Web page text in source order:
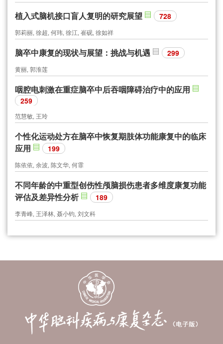
植入式脑机接口盲人复明的研究展望 728
郭莉丽, 徐超, 何玮, 徐江, 崔砚, 徐如祥
脑卒中康复的现状与展望：挑战与机遇 299
黄丽, 郭淮莲
咽腔电刺激在重症脑卒中后吞咽障碍治疗中的应用
259
范慧敏, 王玲
个性化运动处方在脑卒中恢复期肢体功能康复中的临床
应用
199
陈依依, 余波, 陈文华, 何霏
不同年龄的中重型创伤性颅脑损伤患者多维度康复功能
评估及差异性分析
189
李青峰, 王泽林, 聂小钧, 刘文科